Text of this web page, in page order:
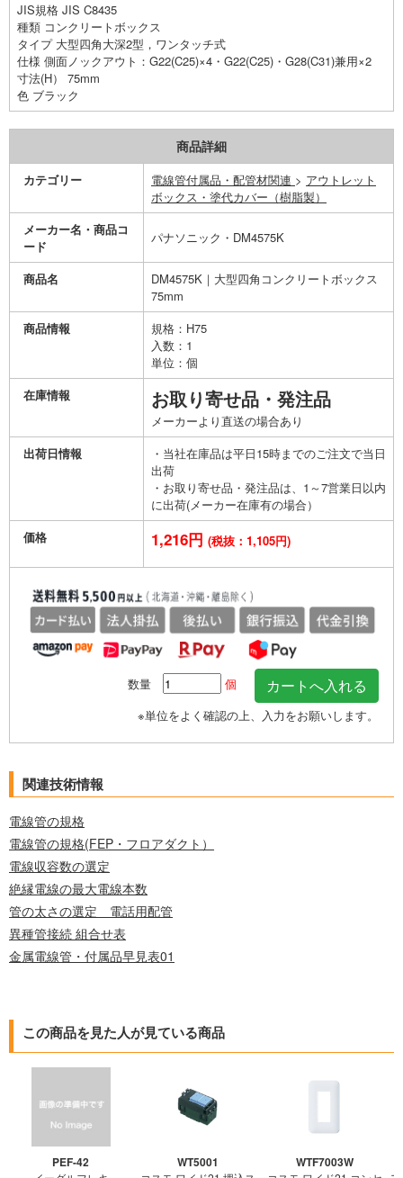
JIS規格 JIS C8435
種類 コンクリートボックス
タイプ 大型四角大深2型，ワンタッチ式
仕様 側面ノックアウト：G22(C25)×4・G22(C25)・G28(C31)兼用×2
寸法(H） 75mm
色 ブラック
商品詳細
カテゴリー 電線管付属品・配管材関連 > アウトレット
ボックス・塗代カバー（樹脂製）
メーカー名・商品コ
ード
パナソニック・DM4575K
商品名
DM4575K｜大型四角コンクリートボックス
75mm
商品情報
規格：H75
入数：1
単位：個
在庫情報
お取り寄せ品・発注品
メーカーより直送の場合あり
出荷日情報
・当社在庫品は平日15時までのご注文で当日
出荷
・お取り寄せ品・発注品は、1～7営業日以内
に出荷(メーカー在庫有の場合）
価格
1,216円 (税抜：1,105円)
数量
個
※単位をよく確認の上、入力をお願いします。
関連技術情報
電線管の規格
電線管の規格(FEP・フロアダクト）
電線収容数の選定
絶縁電線の最大電線本数
管の太さの選定 電話用配管
異種管接続 組合せ表
金属電線管・付属品早見表01
この商品を見た人が見ている商品
PEF-42 WT5001 WTF7003W